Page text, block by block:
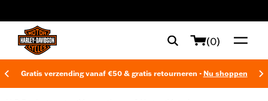
(0)
Gratis verzending vanaf €50 & gratis retourneren - Nu shoppen